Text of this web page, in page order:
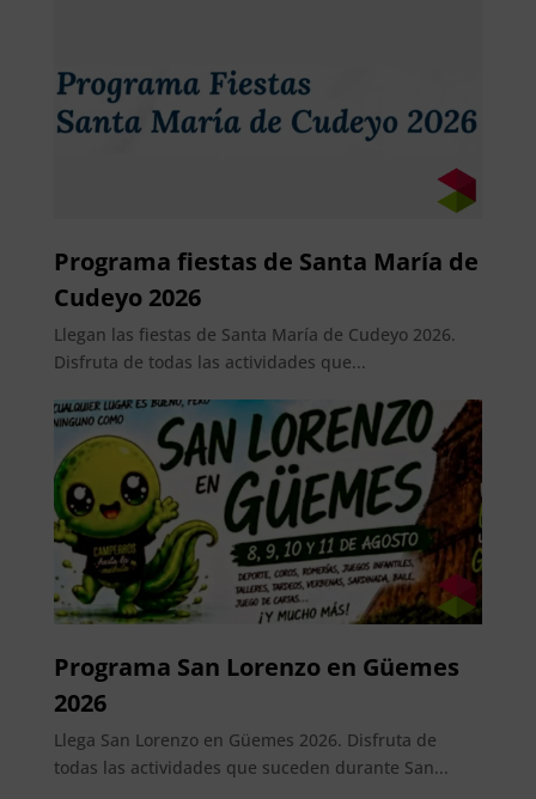
Programa fiestas de Santa María de
Cudeyo 2026
Llegan las fiestas de Santa María de Cudeyo 2026.
Disfruta de todas las actividades que...
Programa San Lorenzo en Güemes
2026
Llega San Lorenzo en Güemes 2026. Disfruta de
todas las actividades que suceden durante San...